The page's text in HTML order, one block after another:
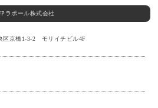
ラポール株式会社
区京橋1-3-2 モリイチビル4F